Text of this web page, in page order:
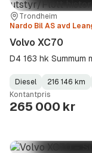
Sted:Trondheim
Forhandler:
Nardo Bil AS avd
Volvo XC70
D4 163 hk
Fuel
Type:
Diesel
Kilometerstand:
216 146 km
Model
Year:
Gearbox
Type:
Kontantpris
265 000 kr